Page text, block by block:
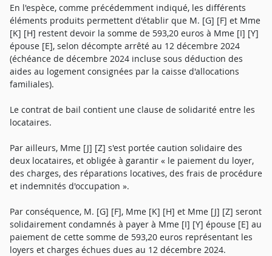
En l'espèce, comme précédemment indiqué, les différents
éléments produits permettent d'établir que M. [G] [F] et Mme
[K] [H] restent devoir la somme de 593,20 euros à Mme [I] [Y]
épouse [E], selon décompte arrêté au 12 décembre 2024
(échéance de décembre 2024 incluse sous déduction des
aides au logement consignées par la caisse d'allocations
familiales).
Le contrat de bail contient une clause de solidarité entre les
locataires.
Par ailleurs, Mme [J] [Z] s'est portée caution solidaire des
deux locataires, et obligée à garantir « le paiement du loyer,
des charges, des réparations locatives, des frais de procédure
et indemnités d'occupation ».
Par conséquence, M. [G] [F], Mme [K] [H] et Mme [J] [Z] seront
solidairement condamnés à payer à Mme [I] [Y] épouse [E] au
paiement de cette somme de 593,20 euros représentant les
loyers et charges échues dues au 12 décembre 2024.